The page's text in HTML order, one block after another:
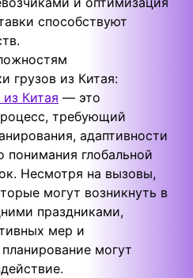
способствуют
грузов из Китая:
из Китая — это
требующий
адаптивности
понимания глобальной
Несмотря на вызовы,
могут возникнуть в
праздниками,
мер и
могут